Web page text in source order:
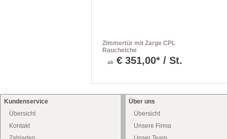
Zimmertür mit Zarge CPL
Raucheiche
Röhrenspanplatte
Rundkante
ab € 351,00* / St.
Kundenservice
Übersicht
Kontakt
Über uns
Übersicht
Unsere Firma